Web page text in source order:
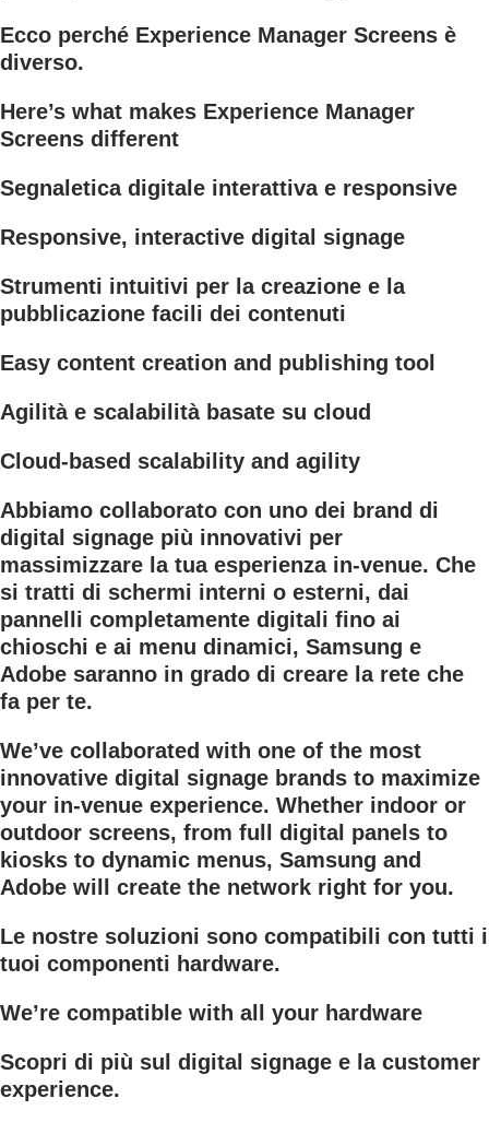
Ecco perché Experience Manager Screens è
diverso.
Here’s what makes Experience Manager
Screens different
Segnaletica digitale interattiva e responsive
Responsive, interactive digital signage
Strumenti intuitivi per la creazione e la
pubblicazione facili dei contenuti
Easy content creation and publishing tool
Agilità e scalabilità basate su cloud
Cloud-based scalability and agility
Abbiamo collaborato con uno dei brand di
digital signage più innovativi per
massimizzare la tua esperienza in-venue. Che
si tratti di schermi interni o esterni, dai
pannelli completamente digitali fino ai
chioschi e ai menu dinamici, Samsung e
Adobe saranno in grado di creare la rete che
fa per te.
We’ve collaborated with one of the most
innovative digital signage brands to maximize
your in-venue experience. Whether indoor or
outdoor screens, from full digital panels to
kiosks to dynamic menus, Samsung and
Adobe will create the network right for you.
Le nostre soluzioni sono compatibili con tutti i
tuoi componenti hardware.
We’re compatible with all your hardware
Scopri di più sul digital signage e la customer
experience.